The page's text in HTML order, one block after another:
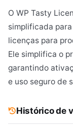
O WP Tasty
simplificada
licenças para
Ele simplifica o
garantindo
e uso seguro de
Histórico de